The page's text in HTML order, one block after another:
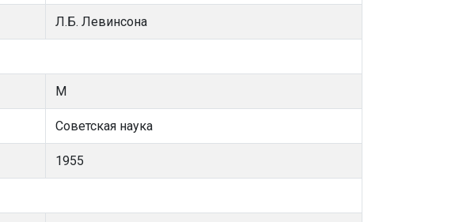
Л.Б. Левинсона
М
Советская наука
1955